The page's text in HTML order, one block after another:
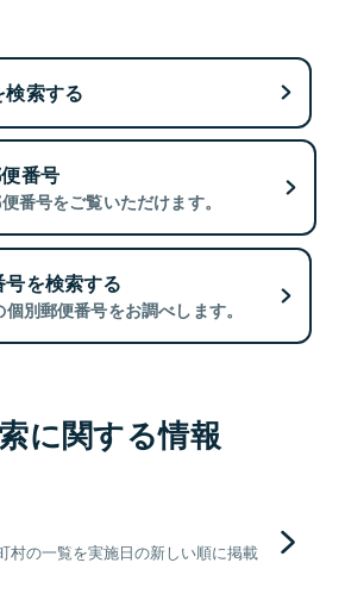
索する
番号
番号をご覧いただけます。
を検索する
別郵便番号をお調べします。
に関する情報
村の一覧を実施日の新しい順に掲載